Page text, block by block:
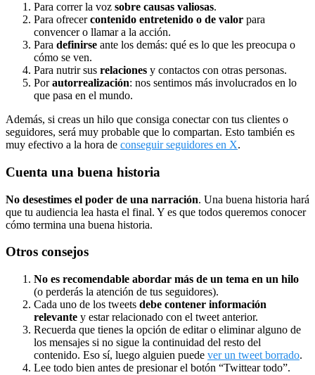
Para correr la voz sobre causas valiosas.
Para ofrecercontenido entretenido o de valor para
convencer o llamar a la acción.
Para definirse ante los demás: qué es lo que les preocupa o
cómo se ven.
Para nutrir sus relaciones y contactos con otras personas.
Porautorrealización: nos sentimos más involucrados en lo
que pasa en el mundo.
Además, si creas un hilo que consiga conectar con tus clientes o
seguidores, será muy probable que lo compartan. Esto también es
muy efectivo a la hora de conseguir seguidores en X.
Cuenta una buena historia
No desestimes el poder de una narración. Una buena historia hará
que tu audiencia lea hasta el final. Y es que todos queremos conocer
cómo termina una buena historia.
Otros consejos
No es recomendable abordar más de un tema en un hilo
(o perderás la atención de tus seguidores).
Cada uno de los tweets debe contener información
relevante y estar relacionado con el tweet anterior.
Recuerda que tienes la opción de editar o eliminar alguno de
los mensajes si no sigue la continuidad del resto del
contenido. Eso sí, luego alguien puede ver un tweet borrado.
Lee todo bien antes de presionar el botón “Twittear todo”.